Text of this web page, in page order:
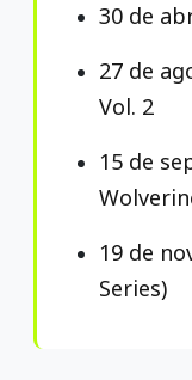
30 de
27 de
Vol. 2
15 de
19 de
Series)